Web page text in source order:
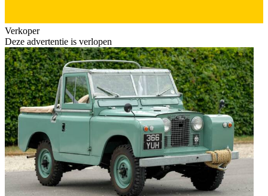
Verkoper
Deze advertentie is verlopen